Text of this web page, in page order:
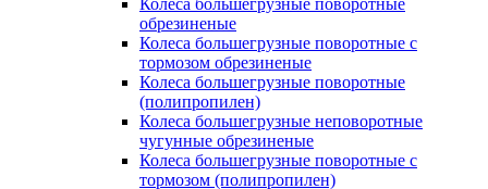
Колеса большегрузные поворотные
обрезиненые
Колеса большегрузные поворотные с
тормозом обрезиненые
Колеса большегрузные поворотные
(полипропилен)
Колеса большегрузные неповоротные
чугунные обрезиненые
Колеса большегрузные поворотные с
тормозом (полипропилен)